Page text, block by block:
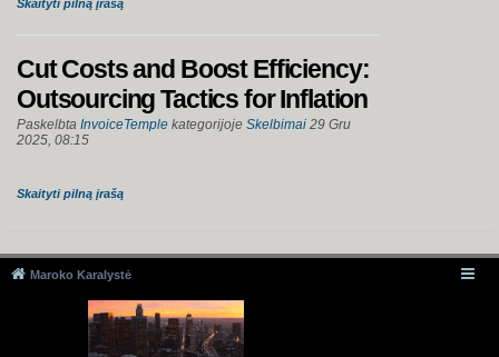
Skaityti pilną įrašą
Cut Costs and Boost Efficiency:
Outsourcing Tactics for Inflation
Paskelbta InvoiceTemple kategorijoje Skelbimai 29 Gru
2025, 08:15
Skaityti pilną įrašą
Maroko Karalystė